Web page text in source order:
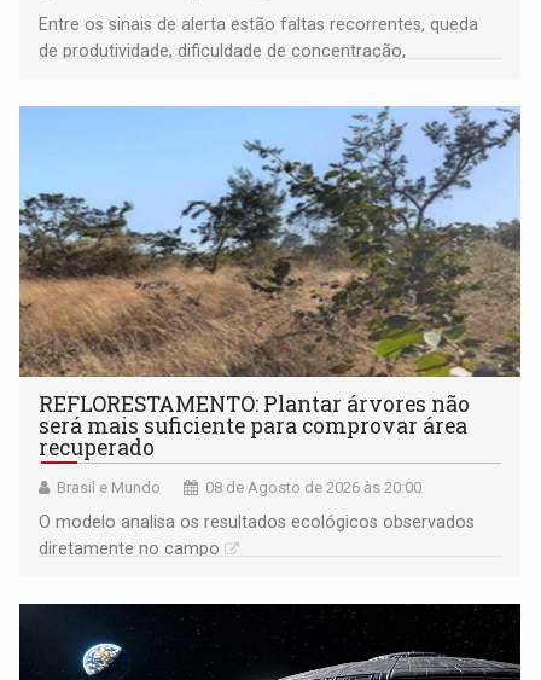
Entre os sinais de alerta estão faltas recorrentes, queda
de produtividade, dificuldade de concentração,
REFLORESTAMENTO: Plantar árvores não
será mais suficiente para comprovar área
recuperado
Brasil e Mundo 08 de Agosto de 2026 às 20:00
O modelo analisa os resultados ecológicos observados
diretamente no campo